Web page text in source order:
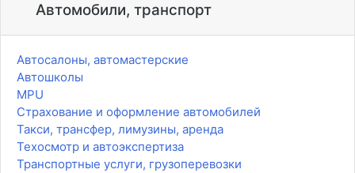
Автомобили, транспорт
Автосалоны, автомастерские
Автошколы
MPU
Страхование и оформление автомобилей
Такси, трансфер, лимузины, аренда
Техосмотр и автоэкспертиза
Транспортные услуги, грузоперевозки